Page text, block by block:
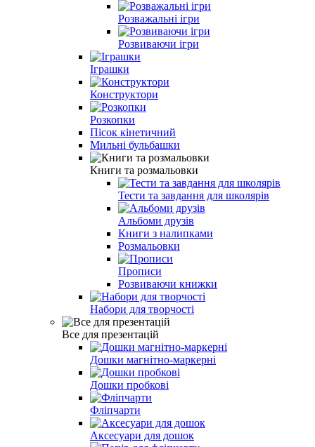
Розважальні ігри
Розвиваючи iгри
Іграшки
Конструктори
Розкопки
Пiсок кiнетичний
Мильні бульбашки
Книги та розмальовки
Тести та завдання для школярiв
Альбоми друзiв
Книги з налипками
Розмальовки
Прописи
Розвиваючи книжки
Набори для творчості
Все для презентацій
Дошки магнітно-маркерні
Дошки пробкові
Фліпчарти
Аксесуари для дошок